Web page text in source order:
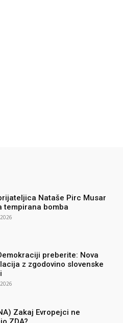
Nataše Pirc Musar
tempirana bomba
preberite: Nova
z zgodovino slovenske
Zakaj Evropejci ne